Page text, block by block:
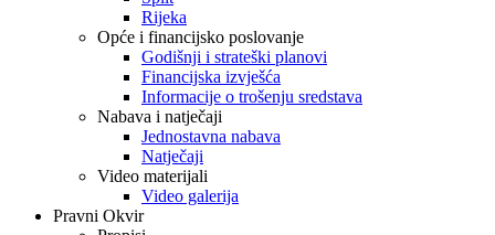
Rijeka
Opće i financijsko poslovanje
Godišnji i strateški planovi
Financijska izvješća
Informacije o trošenju sredstava
Nabava i natječaji
Jednostavna nabava
Natječaji
Video materijali
Video galerija
Pravni Okvir